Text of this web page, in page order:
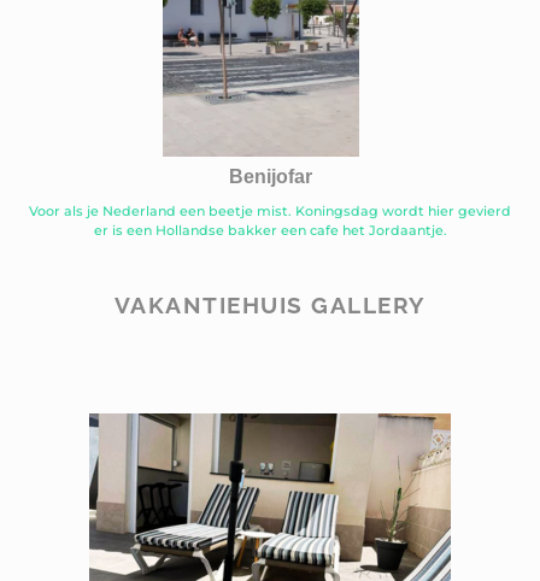
Benijofar
Voor als je Nederland een beetje mist. Koningsdag wordt hier gevierd
er is een Hollandse bakker een cafe het Jordaantje.
VAKANTIEHUIS GALLERY